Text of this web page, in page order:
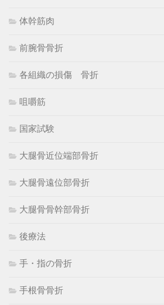
体幹筋肉
前腕骨骨折
各組織の損傷 骨折
咀嚼筋
国家試験
大腿骨近位端部骨折
大腿骨遠位部骨折
大腿骨骨幹部骨折
後療法
手・指の骨折
手根骨骨折